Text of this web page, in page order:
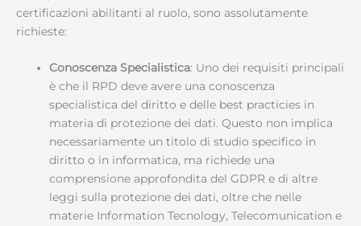
certificazioni abilitanti al ruolo, sono assolutamente
richieste:
Conoscenza Specialistica: Uno dei requisiti principali
è che il RPD deve avere una conoscenza
specialistica del diritto e delle best practicies in
materia di protezione dei dati. Questo non implica
necessariamente un titolo di studio specifico in
diritto o in informatica, ma richiede una
comprensione approfondita del GDPR e di altre
leggi sulla protezione dei dati, oltre che nelle
materie Information Tecnology, Telecomunication e